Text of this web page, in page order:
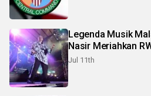
Legenda Musik
Nasir Meriahkan
Jul 11th